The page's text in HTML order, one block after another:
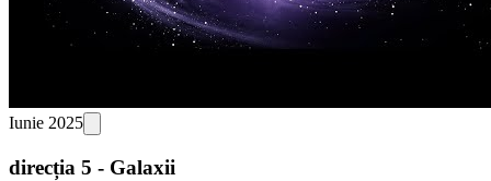
Iunie 2025
direcția 5 - Galaxii